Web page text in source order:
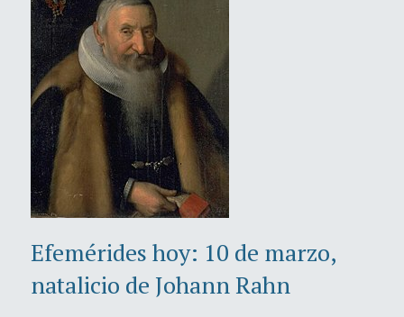
Efemérides hoy: 10 de marzo,
natalicio de Johann Rahn